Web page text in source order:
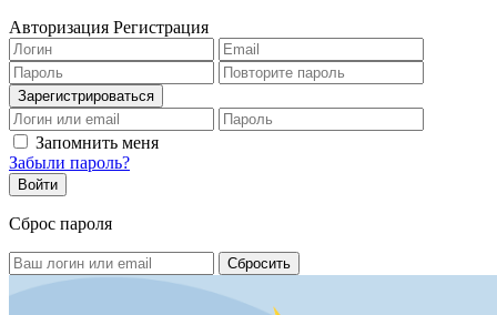
Авторизация Регистрация
Запомнить меня
Забыли пароль?
Сброс пароля